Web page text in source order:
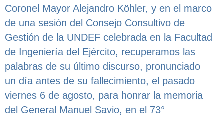
Coronel Mayor Alejandro Köhler, y en el marco
de una sesión del Consejo Consultivo de
Gestión de la UNDEF celebrada en la Facultad
de Ingeniería del Ejército, recuperamos las
palabras de su último discurso, pronunciado
un día antes de su fallecimiento, el pasado
viernes 6 de agosto, para honrar la memoria
del General Manuel Savio, en el 73°